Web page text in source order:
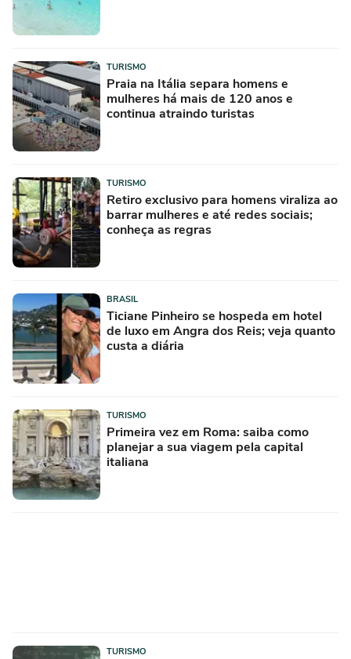
TURISMO
Praia na Itália separa homens e
mulheres há mais de 120 anos e
continua atraindo turistas
TURISMO
Retiro exclusivo para homens viraliza ao
barrar mulheres e até redes sociais;
conheça as regras
BRASIL
Ticiane Pinheiro se hospeda em hotel
de luxo em Angra dos Reis; veja quanto
custa a diária
TURISMO
Primeira vez em Roma: saiba como
planejar a sua viagem pela capital
italiana
TURISMO